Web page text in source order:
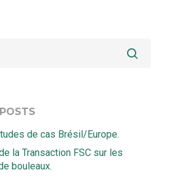
de cas Brésil/Europe.
la Transaction FSC sur les
bouleaux.
Accueil